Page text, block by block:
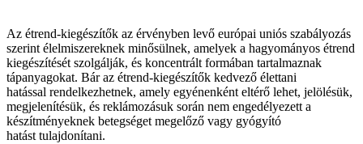
Az étrend-kiegészítők az érvényben levő európai uniós szabályozás
szerint élelmiszereknek minősülnek, amelyek a hagyományos étrend
kiegészítését szolgálják, és koncentrált formában tartalmaznak
tápanyagokat. Bár az étrend-kiegészítők kedvező élettani
hatással rendelkezhetnek, amely egyénenként eltérő lehet, jelölésük,
megjelenítésük, és reklámozásuk során nem engedélyezett a
készítményeknek betegséget megelőző vagy gyógyító
hatást tulajdonítani.